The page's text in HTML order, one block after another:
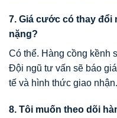
7. Giá cước có thay đổi
nặng?
Có thể. Hàng cồng kềnh
Đội ngũ tư vấn sẽ báo
tế và hình thức giao nhận.
8. Tôi muốn theo dõi